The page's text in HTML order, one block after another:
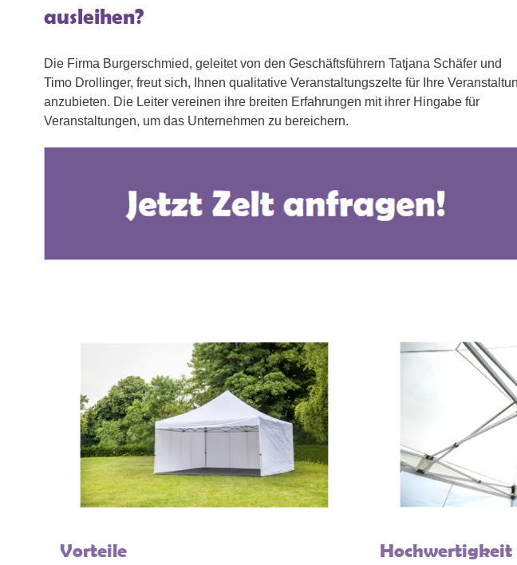
ausleihen?
Die Firma Burgerschmied, geleitet von den Geschäftsführern Tatjana Schäfer und
Timo Drollinger, freut sich, Ihnen qualitative Veranstaltungszelte für Ihre
anzubieten. Die Leiter vereinen ihre breiten Erfahrungen mit ihrer Hingabe für
Veranstaltungen, um das Unternehmen zu bereichern.
Vorteile Hochwertigkeit